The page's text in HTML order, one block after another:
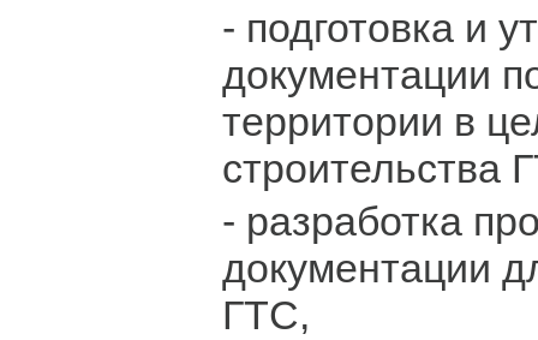
- подготовка и
документации
территории в
строительства
- разработка
документации
ГТС,